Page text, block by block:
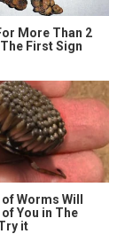
More Than 2
First Sign
Worms Will
You in The
it